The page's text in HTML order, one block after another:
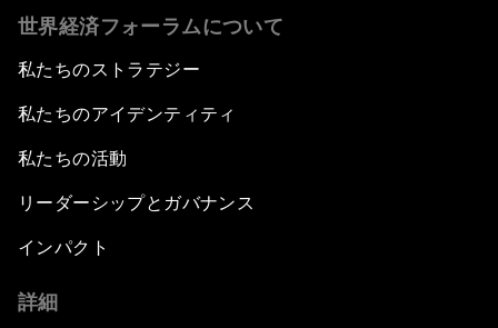
世界経済フォーラムについて
私たちのストラテジー
私たちのアイデンティティ
私たちの活動
リーダーシップとガバナンス
インパクト
詳細